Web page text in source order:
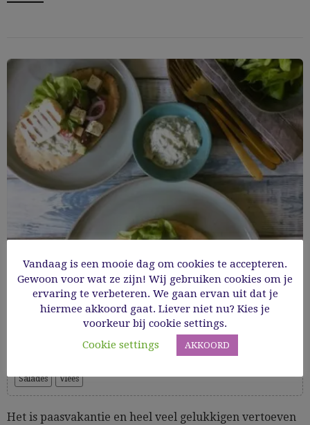
Lekker makkelijk: Griekse pita met souvlaki
en tzatziki
Salades
Vlees
Het is paasvakantie en heel veel gelukkigen vertoeven
Vandaag is een mooie dag om cookies te accepteren.
Gewoon voor wat ze zijn! Wij gebruiken cookies om je
ervaring te verbeteren. We gaan ervan uit dat je
hiermee akkoord gaat. Liever niet nu? Kies je
voorkeur bij cookie settings.
Cookie settings
AKKOORD